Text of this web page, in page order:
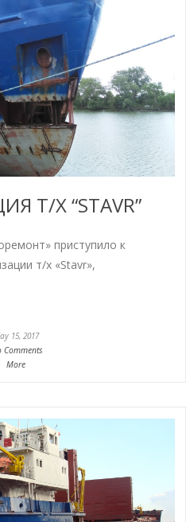
Т/Х “STAVR”
приступило к
т/х «Stavr»,
15, 2017
Comments
More